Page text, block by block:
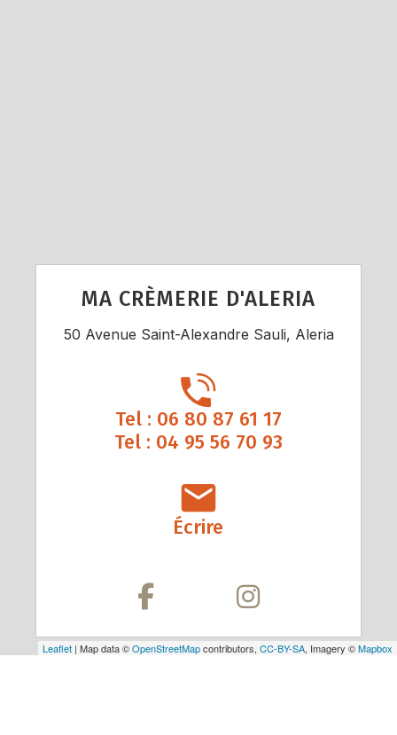
Leaflet | Map data ©OpenStreetMapcontributors, CC-BY-SA, Imagery ©Mapbox
MA CRÈMERIE D'ALERIA
50 Avenue Saint-Alexandre Sauli, Aleria
Tel : 06 80 87 61 17
Tel : 04 95 56 70 93
Écrire